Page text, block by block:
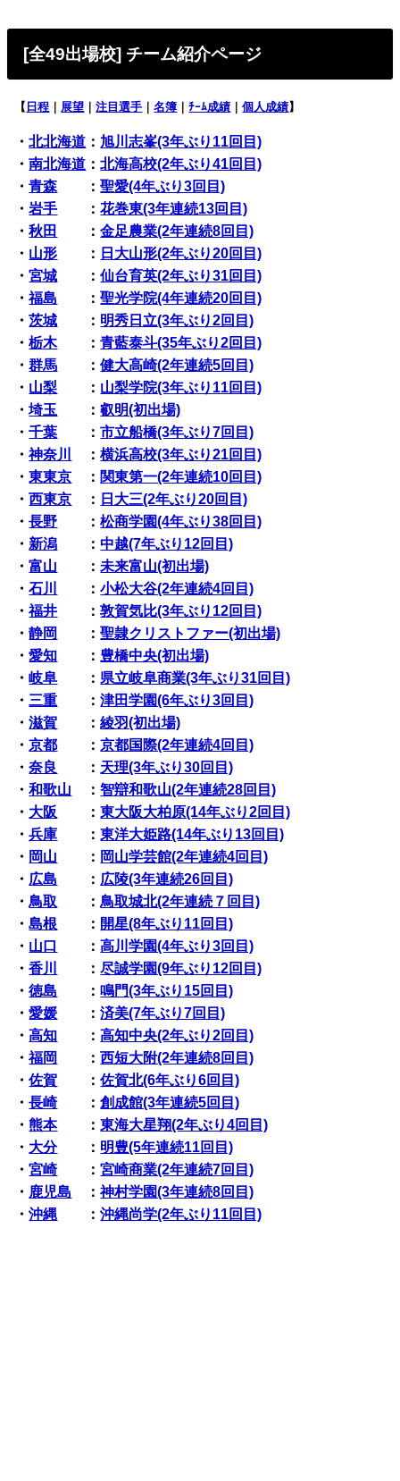
[全49出場校] チーム紹介ページ
【 日程 展望 ｜注目選手 ｜名簿 ｜ﾁｰﾑ成績 ｜個人成績】
・北北海道 ： 旭川志峯(3年ぶり11回目)
・南北海道 ：北海高校(2年ぶり41回目)
・青森 ：聖愛(4年ぶり3回目)
・岩手 ：花巻東(3年連続13回目)
・秋田 ：金足農業(2年連続8回目)
・ 山形 ： 日大山形(2年ぶり20回目)
・宮城 ：仙台育英(2年ぶり31回目)
・福島 ：聖光学院(4年連続20回目)
・茨城 ： 明秀日立(3年ぶり2回目)
・栃木：青藍泰斗(35年ぶり2回目)
・群馬 ：健大高崎(2年連続5回目)
・ 山梨 ： 山梨学院(3年ぶり11回目)
・埼玉 ：叡明(初出場)
・千葉 ：市立船橋(3年ぶり7回目)
・神奈川 ：横浜高校(3年ぶり21回目)
・東東京 ： 関東第一(2年連続10回目)
・西東京 ： 日大三(2年ぶり20回目)
・長野 ：松商学園(4年ぶり38回目)
・ 新潟 ：中越(7年ぶり12回目)
・富山 ：未来富山(初出場)
・石川 ：小松大谷(2年連続4回目)
・福井 ：敦賀気比(3年ぶり12回目)
・静岡 ：聖隷クリストファー(初出場)
・愛知 ： 豊橋中央(初出場)
・岐阜 ： 県立岐阜商業(3年ぶり31回目)
・ 三重 ：津田学園(6年ぶり3回目)
・滋賀 ：綾羽(初出場)
・京都 ：京都国際(2年連続4回目)
・奈良 ： 天理(3年ぶり30回目)
・和歌山 ：智辯和歌山(2年連続28回目)
・ 大阪 ：東大阪大柏原(14年ぶり2回目)
・兵庫 ：東洋大姫路(14年ぶり13回目)
・ 岡山 ： 岡山学芸館(2年連続4回目)
・ 広島 ： 広陵(3年連続26回目)
・鳥取 ：鳥取城北(2年連続７回目)
・島根 ： 開星(8年ぶり11回目)
・ 山口 ：高川学園(4年ぶり3回目)
・香川 ：尽誠学園(9年ぶり12回目)
・徳島 ：鳴門(3年ぶり15回目)
・愛媛 ：済美(7年ぶり7回目)
・高知 ：高知中央(2年ぶり2回目)
・福岡 ：西短大附(2年連続8回目)
・佐賀 ：佐賀北(6年ぶり6回目)
・長崎：創成館(3年連続5回目)
・熊本：東海大星翔(2年ぶり4回目)
・ 大分： 明豊(5年連続11回目)
・宮崎：宮崎商業(2年連続7回目)
・ 鹿児島 ：神村学園(3年連続8回目)
・沖縄 ：沖縄尚学(2年ぶり11回目)